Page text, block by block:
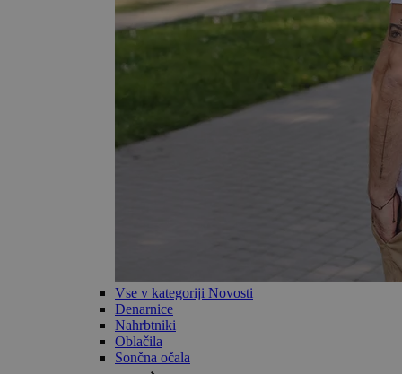
Vse v kategoriji Novosti
Denarnice
Nahrbtniki
Oblačila
Sončna očala